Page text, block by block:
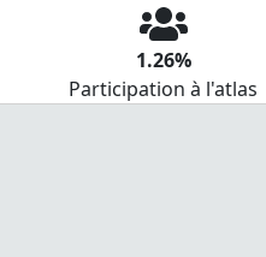
1.26%
Participation à l'atlas